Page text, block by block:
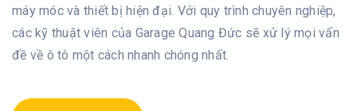
máy móc và thiết bị hiện đại. Với quy trình chuyên nghiệp,
các kỹ thuật viên của Garage Quang Đức sẽ xử lý mọi vấn
đề về ô tô một cách nhanh chóng nhất.